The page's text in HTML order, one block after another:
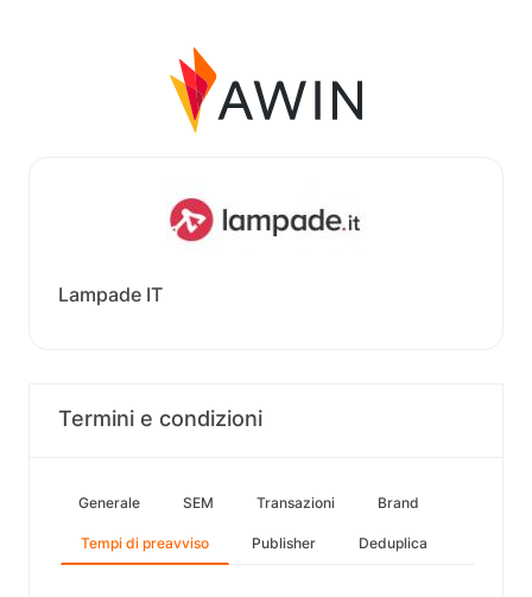
Lampade IT
Termini e condizioni
Generale SEM Transazioni Brand
Tempi di preavviso Publisher Deduplica